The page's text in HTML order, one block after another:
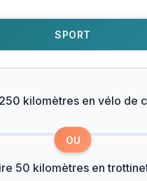
SPORT
kilomètres en vélo de
OU
50 kilomètres en